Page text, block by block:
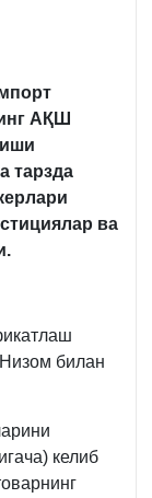
АҚШ
тарзда
ва
Низом билан
келиб